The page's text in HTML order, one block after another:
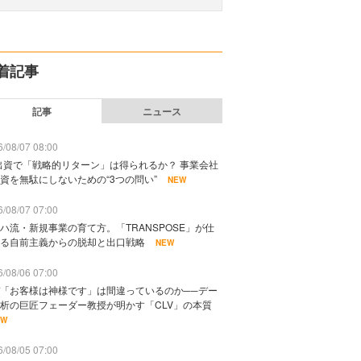
記事
記事 ニュース
08/07 08:00
資で「戦略的リターン」は得られるか？ 事業会社
を無駄にしないための“3つの問い”
NEW
08/07 07:00
流・新規事業の育て方。「TRANSPOSE」が仕
自前主義からの脱却と出口戦略
NEW
08/06 07:00
お客様は神様です」は間違っているのか──デー
の巨匠フェーダー教授が明かす「CLV」の本質
08/05 07:00